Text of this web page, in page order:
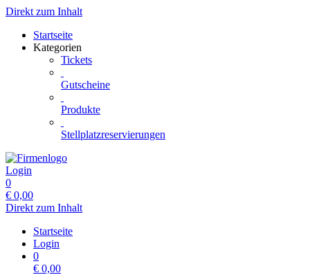
Direkt zum Inhalt
Startseite
Kategorien
Tickets
Gutscheine
Produkte
Stellplatzreservierungen
Login
0
€ 0,00
Direkt zum Inhalt
Startseite
Login
0
€ 0,00